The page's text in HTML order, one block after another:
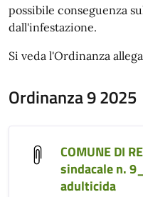
possibile conseguenza
dall'infestazione.
Si veda l'Ordinanza
Ordinanza 9 2025
COMUNE DI
sindacale n.
adulticida